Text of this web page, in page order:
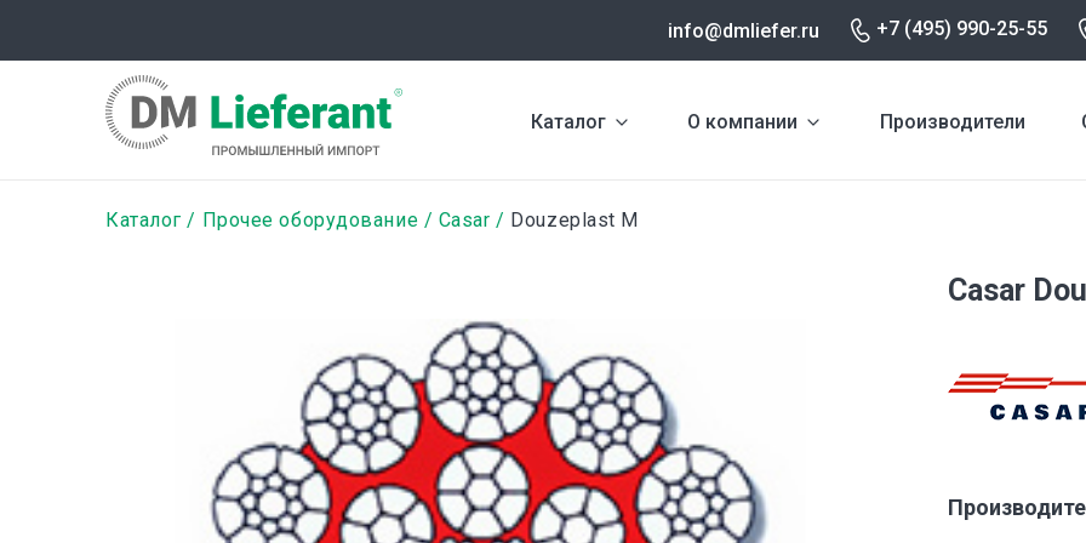
содержанию
info@dmliefer.ru +7 (495) 990-25-55
Каталог О компании Производители
Строка
Каталог Прочее оборудование Casar Douzeplast M
Casar